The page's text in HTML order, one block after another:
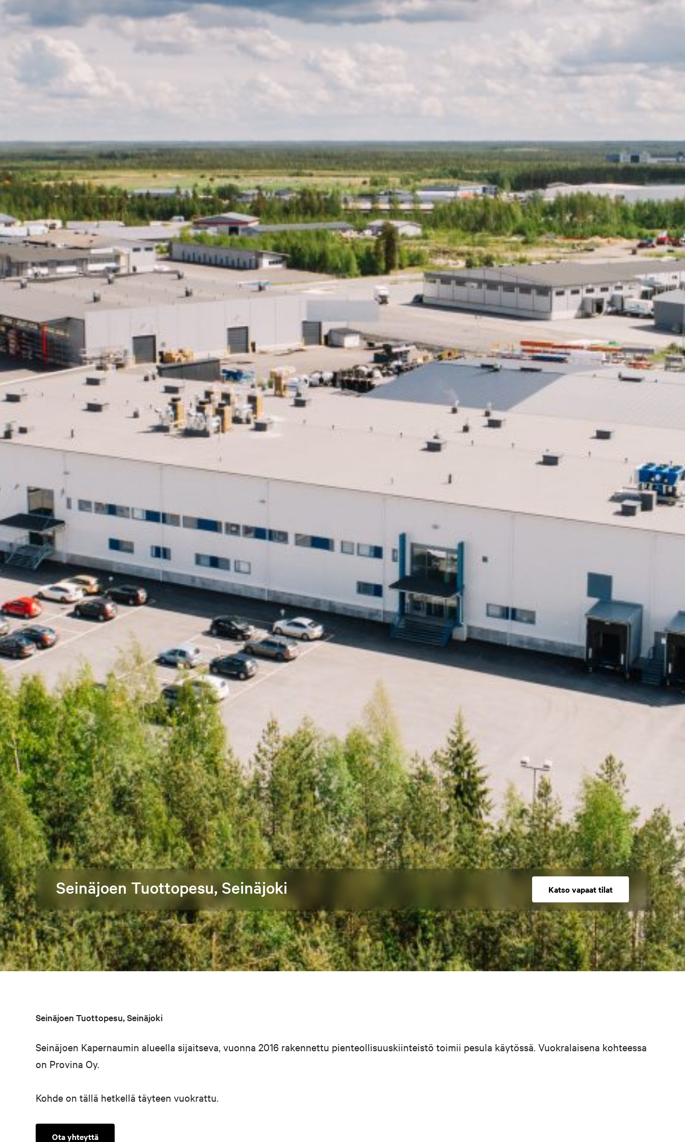
Seinäjoen Tuottopesu, Seinäjoki Katso vapaat tilat
Seinäjoen Tuottopesu, Seinäjoki
Seinäjoen Kapernaumin alueella sijaitseva, vuonna 2016 rakennettu pienteollisuuskiinteistö toimii pesula käytössä. Vuokralaisena kohteessa
on Provina Oy.
Kohde on tällä hetkellä täyteen vuokrattu.
Ota yhteyttä